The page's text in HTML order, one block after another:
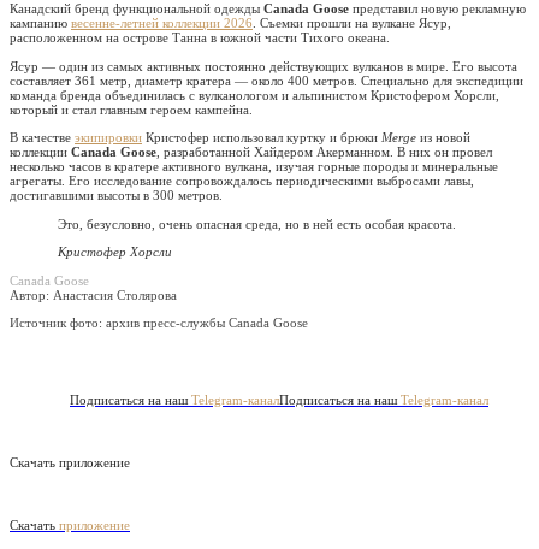
Канадский бренд функциональной одежды Canada Goose представил новую рекламную
кампанию весенне-летней коллекции 2026 . Съемки прошли на вулкане Ясур,
расположенном на острове Танна в южной части Тихого океана.
Ясур — один из самых активных постоянно действующих вулканов в мире. Его высота
составляет 361 метр, диаметр кратера — около 400 метров. Специально для экспедиции
команда бренда объединилась с вулканологом и альпинистом Кристофером Хорсли,
который и стал главным героем кампейна.
В качестве экипировки Кристофер использовал куртку и брюки Merge из новой
коллекции Canada Goose , разработанной Хайдером Акерманном. В них он провел
несколько часов в кратере активного вулкана, изучая горные породы и минеральные
агрегаты. Его исследование сопровождалось периодическими выбросами лавы,
достигавшими высоты в 300 метров.
Это, безусловно, очень опасная среда, но в ней есть особая красота.
Кристофер Хорсли
Canada Goose
Автор: Анастасия Столярова
Источник фото: архив пресс-службы Canada Goose
Подписаться на наш Telegram-каналПодписаться на наш Telegram-канал
Скачать приложение
Скачать приложение